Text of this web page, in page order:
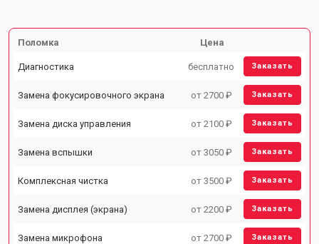
Поломка Цена
Диагностика бесплатно Заказать
Замена фокусировочного экрана от 2700 ₽ Заказать
Замена диска управления от 2100 ₽ Заказать
Замена вспышки от 3050 ₽ Заказать
Комплексная чистка от 3500 ₽ Заказать
Замена дисплея (экрана) от 2200 ₽ Заказать
Замена микрофона от 2700 ₽ Заказать